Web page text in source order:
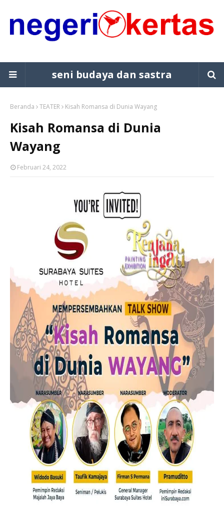
seni budaya dan sastra
Beranda TEATER Kisah Romansa di Dunia Wayang
Kisah Romansa di Dunia
Wayang
Februari 24, 2022